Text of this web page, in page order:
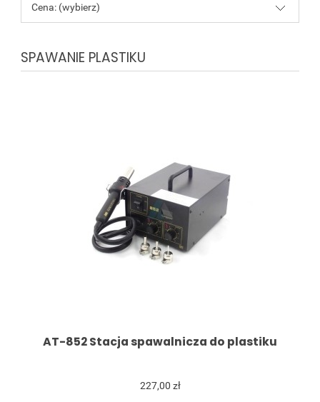
Cena: (wybierz)
SPAWANIE PLASTIKU
AT-852 Stacja spawalnicza do plastiku
227,00 zł